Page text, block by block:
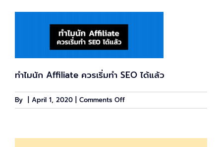
ทำไมนัก Affiliate ควรเริ่มทำ SEO ได้แล้ว
By April 1, 2020 Comments Offon
affi_seo_cover